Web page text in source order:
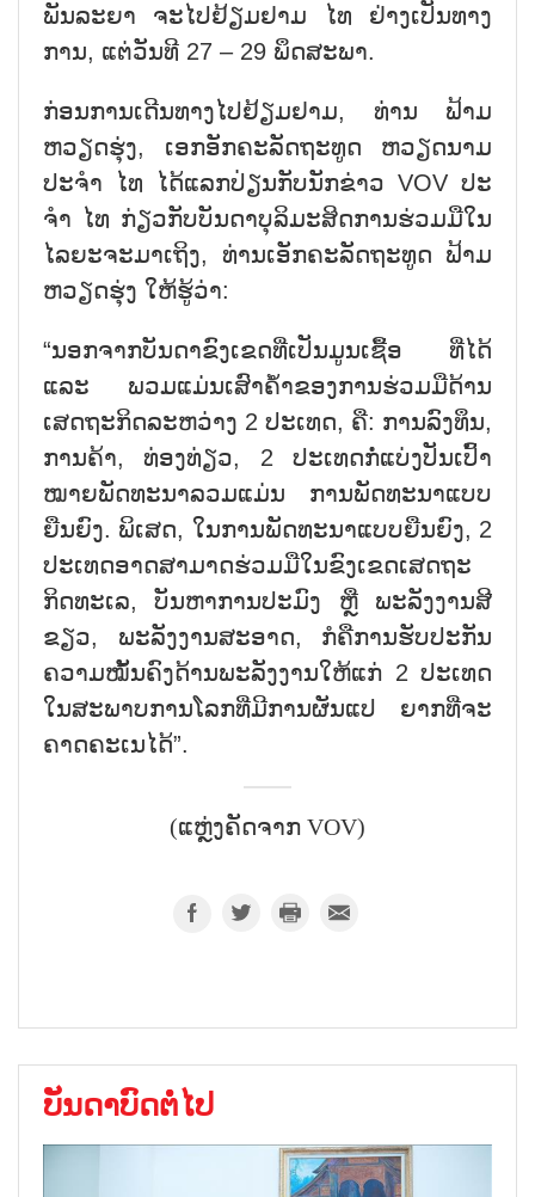
ພັນ​ລະ​ຍາ ຈະ​ໄປ​ຢ້ຽມ​ຢາມ ໄທ ຢ່າງ​ເປັນ​ທາງ​
ການ, ແຕ່​ວັນ​ທີ 27 – 29 ພຶດ​ສະ​ພາ.
ກ່ອນ​ການ​ເດີນ​ທາງ​ໄປ​ຢ້ຽມ​ຢາມ, ທ່ານ ຟ້າມ​
ຫວຽດ​ຮຸ່ງ, ເອກ​ອັກ​ຄະ​ລັດ​ຖະ​ທູດ ຫວຽດ​ນາມ
ປະ​ຈຳ ໄທ ໄດ້​ແລກ​ປ່ຽນ​ກັບ​ນັກ​ຂ່າວ VOV ປະ​
ຈຳ ໄທ ກ່ຽວ​ກັບ​ບັນ​ດາ​ບຸ​ລິ​ມະ​ສິດ​ການ​ຮ່ວມ​ມື​ໃນ​
ໄລ​ຍະ​ຈະ​ມາ​ເຖິງ, ທ່ານ​ເອ​ັກ​ຄະ​ລັດ​ຖະ​ທູດ ຟ້າມ​
ຫວຽດຮຸ່ງ ໃຫ້​ຮູ້​ວ່າ:
“ນອກ​ຈາກ​ບັນ​ດາ​ຂົງເຂດ​ທີ່​ເປັນ​ມູນ​ເຊື້ອ​ ທີ່​ໄດ້
ແລະ ພວມ​ແມ່ນ​ເສົາ​ຄ້ຳ​ຂອງ​ການ​ຮ່ວມ​ມື​ດ້ານ​
ເສດ​ຖະ​ກິດ​ລະ​ຫວ່າງ 2 ປະ​ເທດ, ຄື: ການ​ລົງ​ທຶນ,
ການ​ຄ້າ, ທ່ອ​ງ​ທ່ຽວ, 2 ປ​ະ​ເທດກໍ່​ແບ່ງ​ປັນ​ເປົ້າ​
ໝາຍ​ພັດ​ທະ​ນາ​ລວມ​ແມ່ນ​ ການ​ພັດ​ທະ​ນາ​ແບບ​
ຍືນ​ຍົງ. ພິ​ເສດ, ໃນ​ການ​ພັດ​ທະ​ນາ​ແບບ​ຍືນ​ຍົງ, 2
ປະ​ເທດ​ອາດ​ສາ​ມາດ​ຮ່ວມ​ມື​ໃນ​ຂົ​ງ​ເຂດ​ເສດ​ຖະ​
ກິດ​ທະ​ເລ, ບັ​ນ​ຫາ​ການ​ປະ​ມົງ ຫຼື ພະ​ລັງ​ງານ​ສີ​
ຂຽວ, ພະ​ລັງ​ງານ​ສະ​ອ​າດ, ກໍ​ຄື​ການ​ຮັບ​ປະ​ກັນ​
ຄວາມ​ໝັ້ນ​ຄົງ​ດ້ານ​ພະ​ລັງ​ງານ​ໃຫ້​ແກ່ 2 ປະ​ເທດ
ໃນ​ສະ​ພາບ​ການ​ໂລກທີ່​ມີ​ການ​ຜັນ​ແປ ​ຍາກ​ທີ່​ຈະ​
ຄາດ​ຄ​ະ​ເນ​ໄດ້”.
(ແຫຼ່ງຄັດຈາກ VOV)
ບັນດາບົດຕໍ່ໄປ